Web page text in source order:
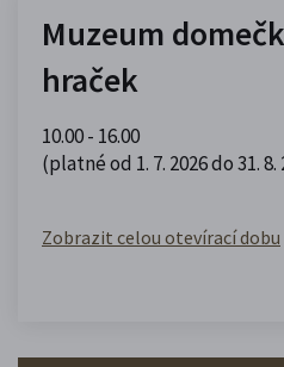
Muzeum
hraček
10.00 - 16.00
(platné od 1. 7. 2026 do 31. 8.
Zobrazit celou otevírací dobu